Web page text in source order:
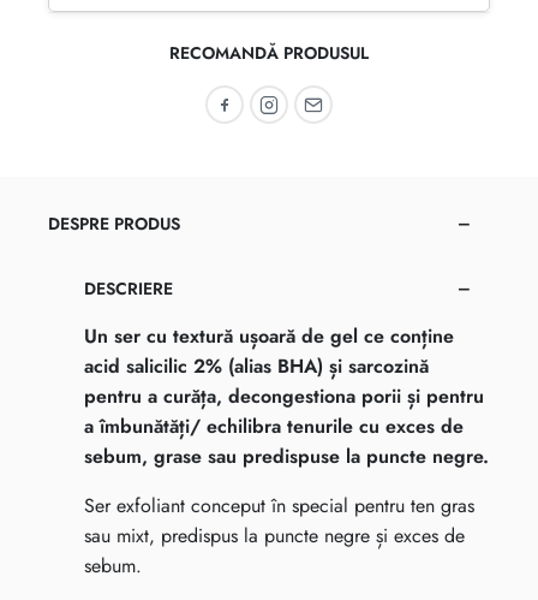
RECOMANDĂ PRODUSUL
Recomandă pe Facebook
Recomandă pe Instagram
Recomandă prin email
DESPRE PRODUS
DESCRIERE
Un ser cu textură ușoară de gel ce conține
acid salicilic 2% (alias BHA) și sarcozină
pentru a curăța, decongestiona porii și pentru
a îmbunătăți/ echilibra tenurile cu exces de
sebum, grase sau predispuse la puncte negre.
Ser exfoliant conceput în special pentru ten gras
sau mixt, predispus la puncte negre și exces de
sebum.